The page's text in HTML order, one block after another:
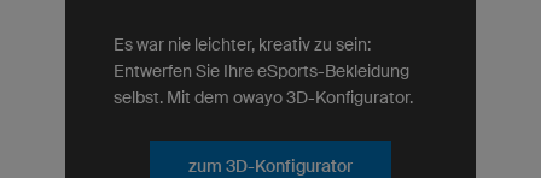
Es war nie leichter, kreativ zu sein:
Entwerfen Sie Ihre eSports-Bekleidung
selbst. Mit dem owayo 3D-Konfigurator.
zum 3D-Konfigurator